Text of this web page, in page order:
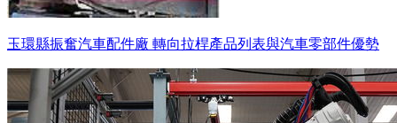
玉環縣振奮汽車配件廠 轉向拉桿產品列表與汽車零部件優勢